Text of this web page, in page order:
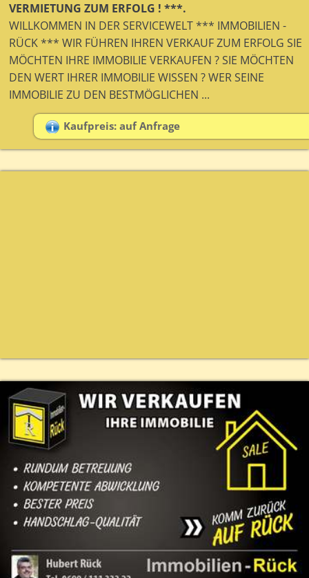
VERMIETUNG ZUM ERFOLG ! ***.
WILLKOMMEN IN DER SERVICEWELT *** IMMOBILIEN -
RÜCK *** WIR FÜHREN IHREN VERKAUF ZUM ERFOLG SIE
MÖCHTEN IHRE IMMOBILIE VERKAUFEN ? SIE MÖCHTEN
DEN WERT IHRER IMMOBILIE WISSEN ? WER SEINE
IMMOBILIE ZU DEN BESTMÖGLICHEN ...
Kaufpreis: auf Anfrage